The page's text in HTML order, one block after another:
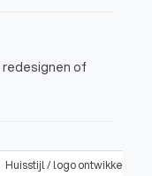
redesignen of
Huisstijl / logo ontwikkelen